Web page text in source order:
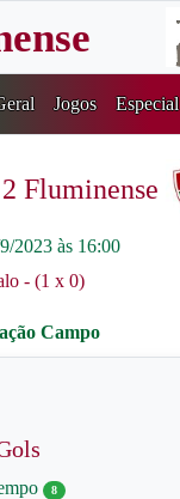
Jogos Especial
Fluminense
2023 às 16:00
- (1 x 0)
8